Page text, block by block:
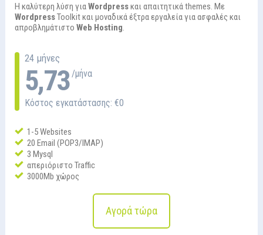
Η καλύτερη λύση γιαWordpressκαι απαιτητικά themes. Με
WordpressToolkit και μοναδικά έξτρα εργαλεία για ασφαλές και
απροβλημάτιστο Web Hosting.
24 μήνες
5,73 /μήνα
Κόστος εγκατάστασης: €0
1-5 Websites
20 Email (POP3/IMAP)
3 Mysql
απεριόριστο Traffic
3000Mb χώρος
Αγορά τώρα